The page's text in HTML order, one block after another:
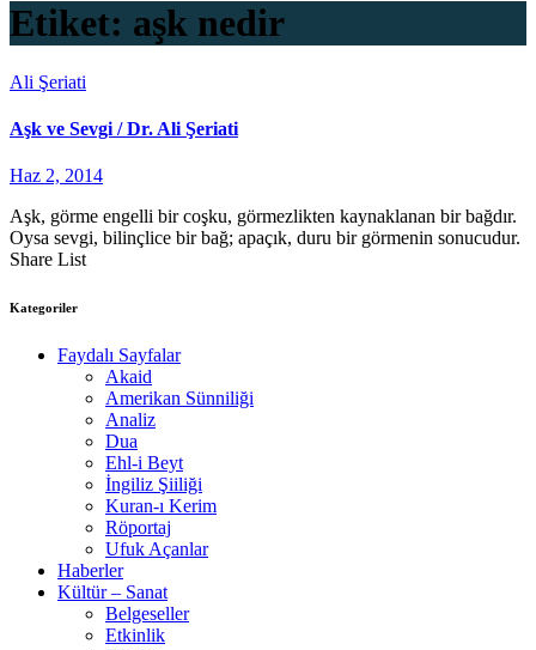
Etiket: aşk nedir
Ali Şeriati
Aşk ve Sevgi / Dr. Ali Şeriati
Haz 2, 2014
Aşk, görme engelli bir coşku, görmezlikten kaynaklanan bir bağdır.
Oysa sevgi, bilinçlice bir bağ; apaçık, duru bir görmenin sonucudur.
Share List
Kategoriler
Faydalı Sayfalar
Akaid
Amerikan Sünniliği
Analiz
Dua
Ehl-i Beyt
İngiliz Şiiliği
Kuran-ı Kerim
Röportaj
Ufuk Açanlar
Haberler
Kültür – Sanat
Belgeseller
Etkinlik